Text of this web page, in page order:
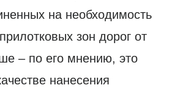
на необходимость
зон дорог от
– по его мнению, это
нанесения